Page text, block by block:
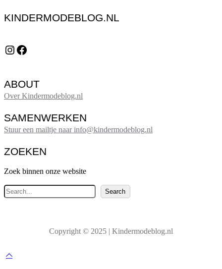
KINDERMODEBLOG.NL
Instagram Facebook
ABOUT
Over Kindermodeblog.nl
SAMENWERKEN
Stuur een mailtje naar info@kindermodeblog.nl
ZOEKEN
Zoek binnen onze website
Z
o
e
Search
Copyright © 2025 | Kindermodeblog.nl